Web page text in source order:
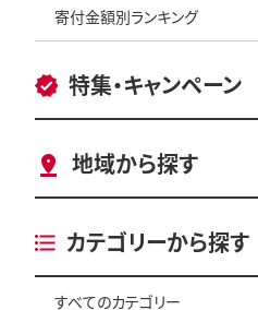
寄付金額別ランキング
特集・キャンペーン
地域から探す
カテゴリーから探す
すべてのカテゴリー